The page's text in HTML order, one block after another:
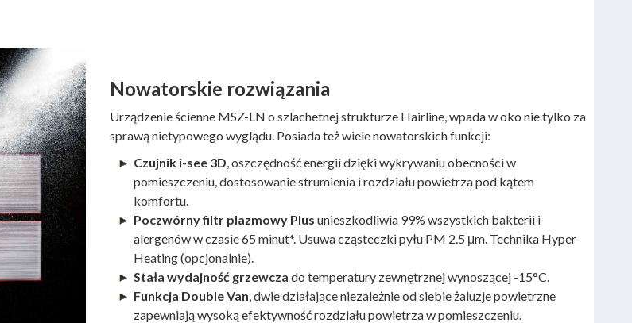
Nowatorskie rozwiązania
Urządzenie ścienne MSZ-LN o szlachetnej strukturze Hairline, wpada w oko nie tylko za
sprawą nietypowego wyglądu. Posiada też wiele nowatorskich funkcji:
Czujnik i-see 3D, oszczędność energii dzięki wykrywaniu obecności w
pomieszczeniu, dostosowanie strumienia i rozdziału powietrza pod kątem
komfortu.
Poczwórny filtr plazmowy Plus unieszkodliwia 99% wszystkich bakterii i
alergenów w czasie 65 minut*. Usuwa cząsteczki pyłu PM 2.5 μm. Technika Hyper
Heating (opcjonalnie).
Stała wydajność grzewcza do temperatury zewnętrznej wynoszącej -15°C.
Funkcja Double Van, dwie działające niezależnie od siebie żaluzje powietrzne
zapewniają wysoką efektywność rozdziału powietrza w pomieszczeniu.